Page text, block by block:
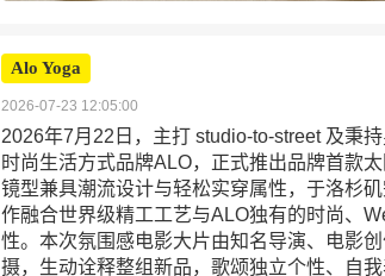
Alo Yoga
2026-07-23 12:05:00
2026年7月22日，主打 studio-to-street 及秉
时尚生活方式品牌ALO，正式推出品牌首款
镜型兼具潮流设计与轻松实穿属性，于洛杉
作融合世界级精工工艺与ALO独有的时尚、
性。本次氛围感电影大片由知名导演、电影
摄，生动诠释整组新品，歌颂独立个性、自